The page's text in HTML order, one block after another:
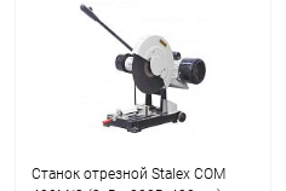
Станок отрезной Stalex COM